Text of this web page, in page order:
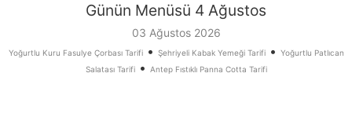
Günün Menüsü 4 Ağustos
03 Ağustos 2026
Yoğurtlu Kuru Fasulye Çorbası Tarifi• Şehriyeli Kabak Yemeği Tarifi• Yoğurtlu Patlıcan
Salatası Tarifi• Antep Fıstıklı Panna Cotta Tarifi